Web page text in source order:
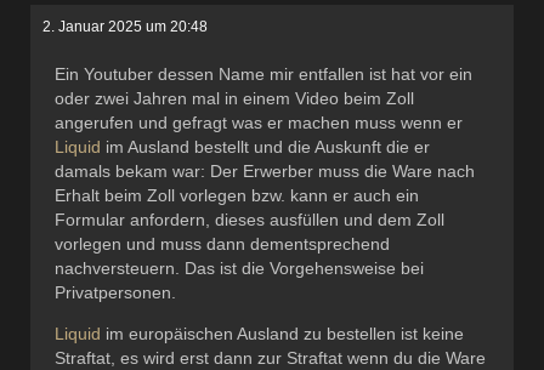
2. Januar 2025 um 20:48
Ein Youtuber dessen Name mir entfallen ist hat vor ein
oder zwei Jahren mal in einem Video beim Zoll
angerufen und gefragt was er machen muss wenn er
Liquid im Ausland bestellt und die Auskunft die er
damals bekam war: Der Erwerber muss die Ware nach
Erhalt beim Zoll vorlegen bzw. kann er auch ein
Formular anfordern, dieses ausfüllen und dem Zoll
vorlegen und muss dann dementsprechend
nachversteuern. Das ist die Vorgehensweise bei
Privatpersonen.
Liquid im europäischen Ausland zu bestellen ist keine
Straftat, es wird erst dann zur Straftat wenn du die Ware